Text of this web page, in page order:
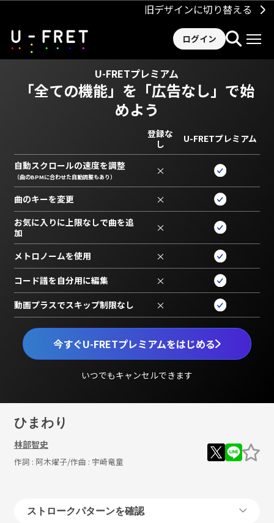
旧デザインに切り替える
ログイン
U-FRETプレミアム
「全ての機能」を 「広告なし」で始
めよう
今すぐU-FRETプレミアムをはじめる
いつでもキャンセルできます
登録な
し
U-FRETプレミアム
自動スクロールの速度を調整
（曲のBPMに合わせた自動調整もあり） ×
曲のキーを変更 ×
お気に入りに上限なしで曲を追
加
×
メトロノームを使用 ×
コード譜を自分用に編集 ×
動画プラスでスキップ制限なし ×
ひまわり
林部智史
作詞 : 阿木燿子/作曲 : 宇崎竜童
ストロークパターンを確認